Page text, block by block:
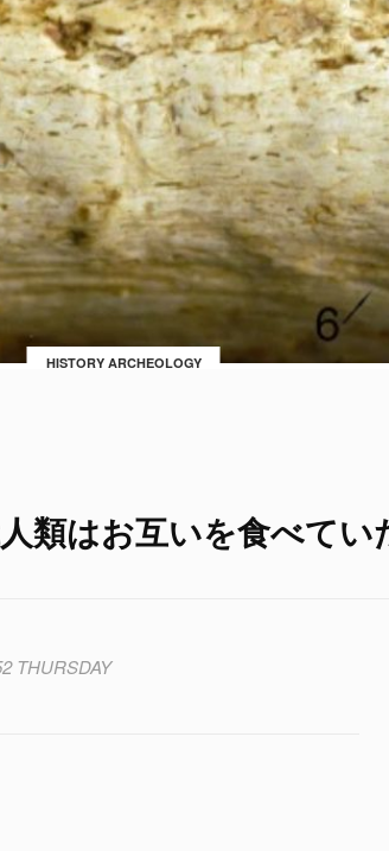
HISTORY ARCHEOLOGY
類はお互いを食べてい
THURSDAY